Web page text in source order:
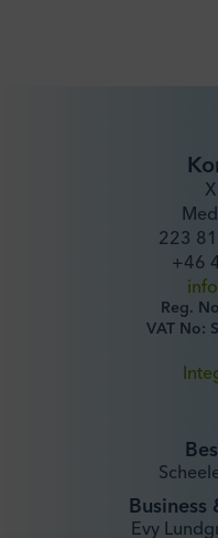
223
+46
Reg.
VAT No:
Evy